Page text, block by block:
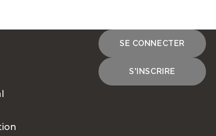
SE CONNECTER
S'INSCRIRE